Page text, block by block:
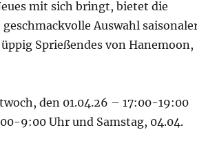
mit sich bringt, bietet die
Auswahl
Sprießendes von Hanemoon,
den 01.04.26 – 17:00-19:00
9:00 Uhr und Samstag, 04.04.